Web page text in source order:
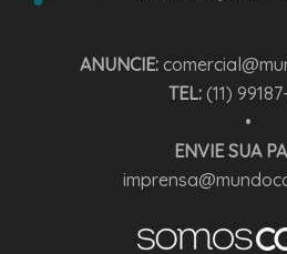
ANUNCIE:
TEL:(11)
•
ENVIE SUA